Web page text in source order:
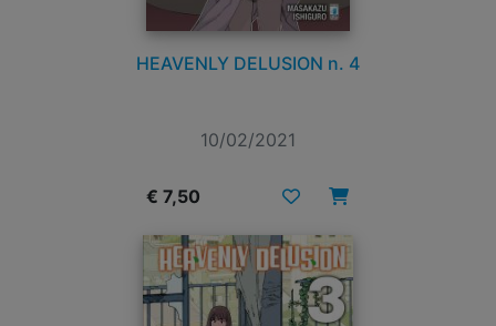
HEAVENLY DELUSION n. 4
10/02/2021
€ 7,50